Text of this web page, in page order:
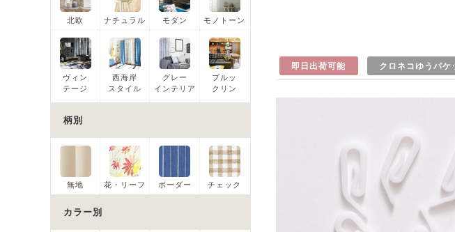
即日出荷可能 クロネコゆうパ
北欧 ナチュラル モダン モノトーン
ヴィン
テージ
西海岸
スタイル
グレー
インテリア
ブルッ
クリン
柄別
無地 花・リーフ ボーダー チェック
カラー別